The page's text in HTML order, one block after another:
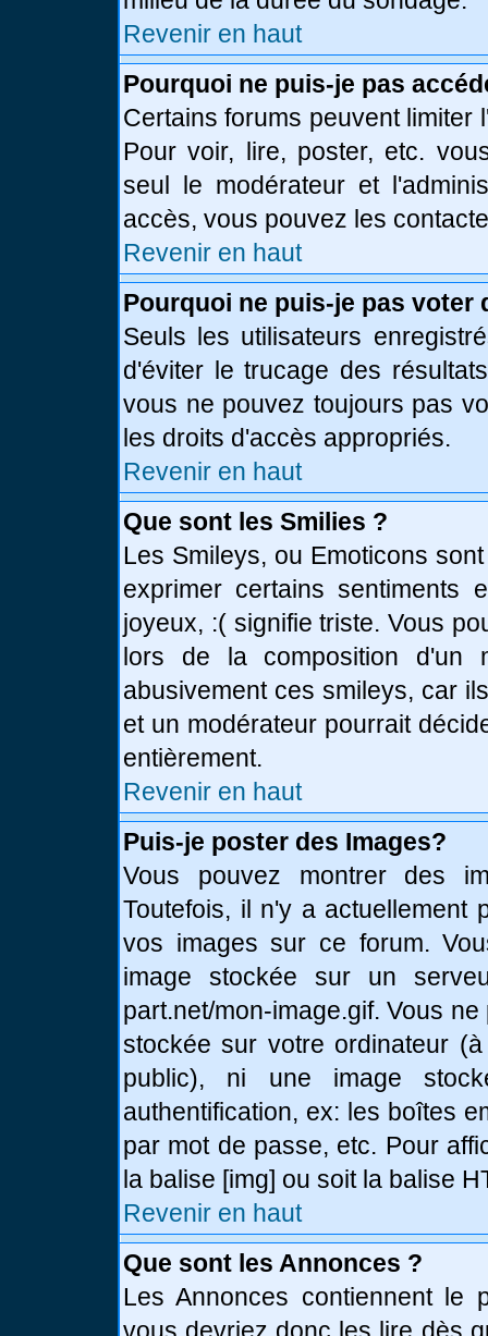
Revenir en haut
Pourquoi ne puis-je pas
Certains forums peuvent limiter
Pour voir, lire, poster, etc.
seul le modérateur et
accès, vous pouvez les
Revenir en haut
Pourquoi ne puis-je pas voter
Seuls les utilisateurs
d'éviter le trucage des
vous ne pouvez toujours pas
les droits d'accès appropriés.
Revenir en haut
Que sont les Smilies ?
Les Smileys, ou Emoticons
exprimer certains sentiments
joyeux, :( signifie triste. Vous
lors de la composition d'un
abusivement ces smileys, car
et un modérateur pourrait
entièrement.
Revenir en haut
Puis-je poster des Images?
Vous pouvez montrer des
Toutefois, il n'y a actuellement
vos images sur ce forum.
image stockée sur un
part.net/mon-image.gif. Vous
stockée sur votre ordinateur
public), ni une image
authentification, ex: les boîtes
par mot de passe, etc. Pour
la balise [img] ou soit la balise
Revenir en haut
Que sont les Annonces ?
Les Annonces contiennent le